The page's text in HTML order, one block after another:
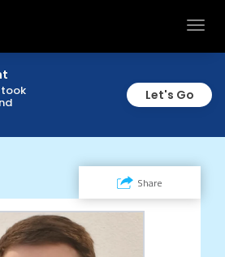
took Let's Go
Share